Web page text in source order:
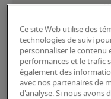
Le candidat possède
répond à la plupart des
transférables
Ce site Web utilise des
technologies de suivi
personnaliser le contenu
performances et le trafic
également des
avec nos partenaires de
d'analyse. Si nous avons